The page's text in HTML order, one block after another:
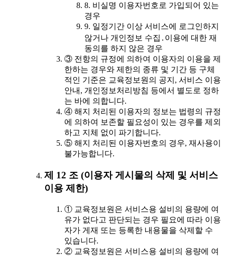
8. 비실명 이용자번호로 가입되어 있는
경우
9. 일정기간 이상 서비스에 로그인하지
않거나 개인정보 수집․이용에 대한 재
동의를 하지 않은 경우
③ 전항의 규정에 의하여 이용자의 이용을 제
한하는 경우와 제한의 종류 및 기간 등 구체
적인 기준은 교육정보원의 공지, 서비스 이용
안내, 개인정보처리방침 등에서 별도로 정하
는 바에 의합니다.
④ 해지 처리된 이용자의 정보는 법령의 규정
에 의하여 보존할 필요성이 있는 경우를 제외
하고 지체 없이 파기합니다.
⑤ 해지 처리된 이용자번호의 경우, 재사용이
불가능합니다.
제 12 조 (이용자 게시물의 삭제 및 서비스
이용 제한)
① 교육정보원은 서비스용 설비의 용량에 여
유가 없다고 판단되는 경우 필요에 따라 이용
자가 게재 또는 등록한 내용물을 삭제할 수
있습니다.
② 교육정보원은 서비스용 설비의 용량에 여